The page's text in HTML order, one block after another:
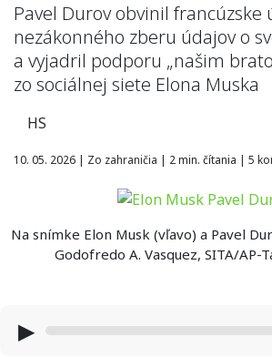
Pavel Durov obvinil francúzske
nezákonného zberu údajov o
a vyjadril podporu „našim
zo sociálnej siete Elona Muska
HS
10. 05. 2026 | Zo zahraničia | 2 min. čítania | 5
Na snímke Elon Musk (vľavo) a Pavel
Godofredo A. Vasquez, SITA/AP-
▶